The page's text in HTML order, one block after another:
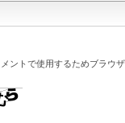
ントで使用するためブラウ